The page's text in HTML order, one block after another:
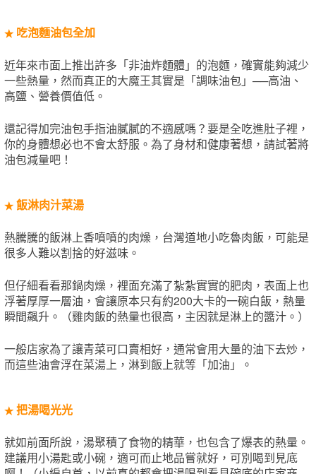
★ 吃泡麵油包全加
近年來市面上推出許多「非油炸麵體」的泡麵，確實能夠減少
一些熱量，然而真正的大魔王其實是「調味油包」──高油、
高鹽、營養價值低。
還記得加完油包手指油膩膩的不適感嗎？要是全吃進肚子裡，
你的身體想必也不會太舒服。為了身材和健康著想，請試著將
油包減量吧！
★ 飯淋肉汁菜湯
熱騰騰的飯淋上香噴噴的肉燥，台灣道地小吃魯肉飯，可能是
很多人難以割捨的好滋味。
但仔細看看那鍋肉燥，裡面充滿了紮紮實實的肥肉，表面上也
浮著厚厚一層油，會讓原本只有約200大卡的一碗白飯，熱量
瞬間飆升。（雞肉飯的熱量也很高，主因就是淋上的醬汁。）
一般店家為了讓青菜可口賣相好，通常會用大量的油下去炒，
而這些油會浮在菜湯上，淋到飯上就等「加油」。
★ 把湯喝光光
就如前面所說，湯聚積了食物的精華，也包含了爆表的熱量。
建議用小湯匙或小碗，適可而止地品嘗就好，可別喝到見底